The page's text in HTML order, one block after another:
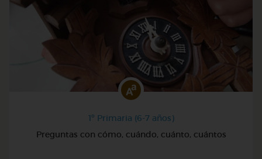
1º Primaria (6-7 años)
Preguntas con cómo, cuándo, cuánto, cuántos